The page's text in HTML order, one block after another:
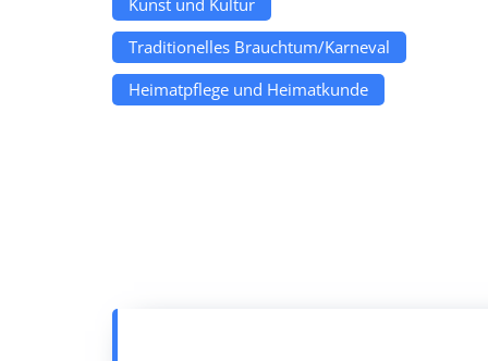
Kunst und Kultur
Traditionelles Brauchtum/Karneval
Heimatpflege und Heimatkunde